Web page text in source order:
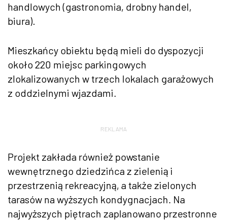
handlowych (gastronomia, drobny handel,
biura).
Mieszkańcy obiektu będą mieli do dyspozycji
około 220 miejsc parkingowych
zlokalizowanych w trzech lokalach garażowych
z oddzielnymi wjazdami.
REKLAMA
Projekt zakłada również powstanie
wewnętrznego dziedzińca z zielenią i
przestrzenią rekreacyjną, a także zielonych
tarasów na wyższych kondygnacjach. Na
najwyższych piętrach zaplanowano przestronne